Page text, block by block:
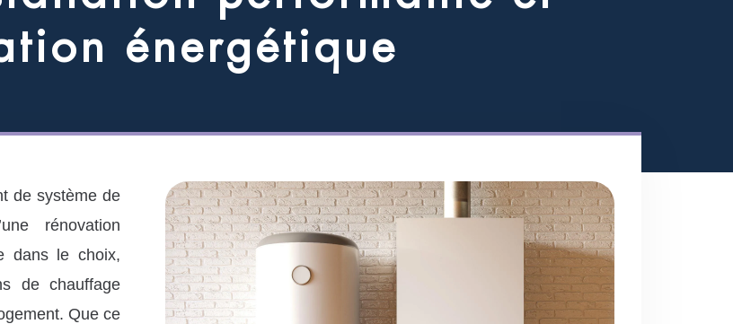
tion énergétique
de système de
rénovation
dans le choix,
de chauffage
Que ce